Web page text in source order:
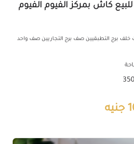
خلف برج التطبقيين صف برج التجاريين صف واحد